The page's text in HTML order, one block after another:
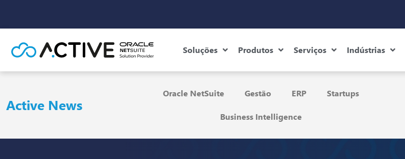
Soluções Produtos Serviços Indústrias
Active News
Oracle NetSuite Gestão ERP Startups
Business Intelligence